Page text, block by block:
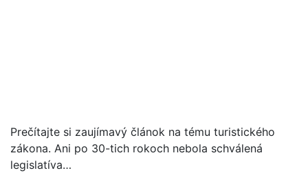
Prečítajte si zaujímavý článok na tému turistického
zákona. Ani po 30-tich rokoch nebola schválená
legislatíva…